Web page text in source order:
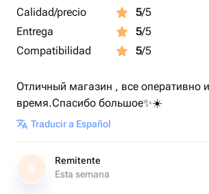
Calidad/precio
5/5
Entrega
5/5
Compatibilidad
5/5
Отличный магазин , все оперативно
время.Спасибо большое✨☀️
Traducir a Español
R
Remitente
Esta semana